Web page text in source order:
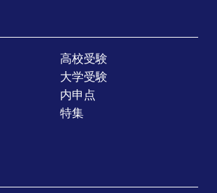
高校受験
大学受験
内申点
特集